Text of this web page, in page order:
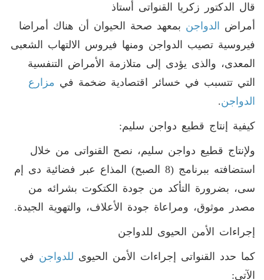
قال الدكتور زكريا القنواتى أستاذ
أمراض الدواجن بمعهد صحة الحيوان أن هناك أمراضا
فيروسية تصيب الدواجن ومنها فيروس الالتهاب الشعبى
المعدى، والذى يؤدى إلى متلازمة الأمراض التنفسية
التي تتسبب في خسائر اقتصادية ضخمة في مزارع
الدواجن.
كيفية إنتاج قطيع دواجن سليم:
ولإنتاج قطيع دواجن سليم، نصح القنواتى من خلال
استضافته ببرنامج (8 الصبح) المذاع عبر فضائية دى إم
سى، بضرورة التأكد من جودة الكتكوت بشرائه من
مصدر موثوق، ومراعاة جودة الأعلاف، والتهوية الجيدة.
إجراءات الأمن الحيوى للدواجن
كما حدد القنواتى إجراءات الأمن الحيوى للدواجن في
الآتي: